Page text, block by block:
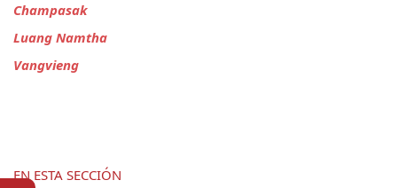
Champasak
Luang Namtha
Vangvieng
EN ESTA SECCIÓN